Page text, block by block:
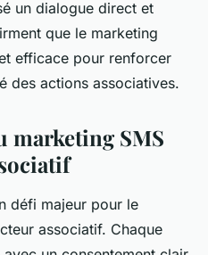
un dialogue direct et
que le marketing
efficace pour renforcer
des actions associatives.
marketing SMS
défi majeur pour le
associatif. Chaque